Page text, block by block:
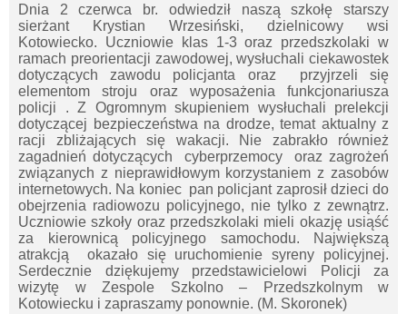
Dnia 2 czerwca br. odwiedził naszą szkołę starszy
sierżant Krystian Wrzesiński, dzielnicowy wsi
Kotowiecko. Uczniowie klas 1-3 oraz przedszkolaki w
ramach preorientacji zawodowej, wysłuchali ciekawostek
dotyczących zawodu policjanta oraz przyjrzeli się
elementom stroju oraz wyposażenia funkcjonariusza
policji . Z Ogromnym skupieniem wysłuchali prelekcji
dotyczącej bezpieczeństwa na drodze, temat aktualny z
racji zbliżających się wakacji. Nie zabrakło również
zagadnień dotyczących cyberprzemocy oraz zagrożeń
związanych z nieprawidłowym korzystaniem z zasobów
internetowych. Na koniec pan policjant zaprosił dzieci do
obejrzenia radiowozu policyjnego, nie tylko z zewnątrz.
Uczniowie szkoły oraz przedszkolaki mieli okazję usiąść
za kierownicą policyjnego samochodu. Największą
atrakcją okazało się uruchomienie syreny policyjnej.
Serdecznie dziękujemy przedstawicielowi Policji za
wizytę w Zespole Szkolno – Przedszkolnym w
Kotowiecku i zapraszamy ponownie. (M. Skoronek)